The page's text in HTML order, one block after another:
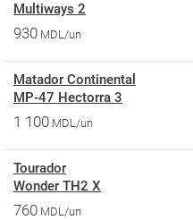
Multiways 2
930 MDL/un
Matador Continental
MP-47 Hectorra 3
1 100 MDL/un
Tourador
Wonder TH2 X
760 MDL/un